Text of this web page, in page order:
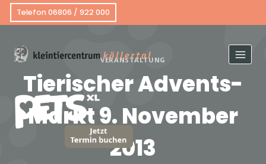
Telefon 06806 / 922 000
VERANSTALTUNG
Tierischer Advents-
Markt 9. November
2013